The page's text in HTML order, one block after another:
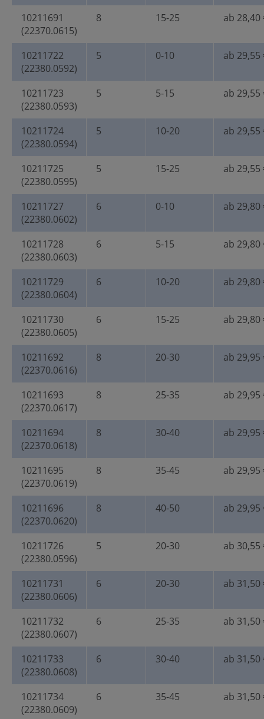
10211691
(22370.0615)
8 15-25 ab 28,40
10211722
(22380.0592)
5 0-10 ab 29,55
10211723
(22380.0593)
5 5-15 ab 29,55
10211724
(22380.0594)
5 10-20 ab 29,55
10211725
(22380.0595)
5 15-25 ab 29,55
10211727
(22380.0602)
6 0-10 ab 29,80
10211728
(22380.0603)
6 5-15 ab 29,80
10211729
(22380.0604)
6 10-20 ab 29,80
10211730
(22380.0605)
6 15-25 ab 29,80
10211692
(22370.0616)
8 20-30 ab 29,95
10211693
(22370.0617)
8 25-35 ab 29,95
10211694
(22370.0618)
8 30-40 ab 29,95
10211695
(22370.0619)
8 35-45 ab 29,95
10211696
(22370.0620)
8 40-50 ab 29,95
10211726
(22380.0596)
5 20-30 ab 30,55
10211731
(22380.0606)
6 20-30 ab 31,50
10211732
(22380.0607)
6 25-35 ab 31,50
10211733
(22380.0608)
6 30-40 ab 31,50
10211734
(22380.0609)
6 35-45 ab 31,50